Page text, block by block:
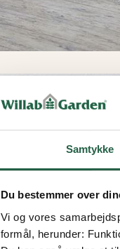
Samtykke
Du bestemmer over
Vi og vores
formål, herunder: